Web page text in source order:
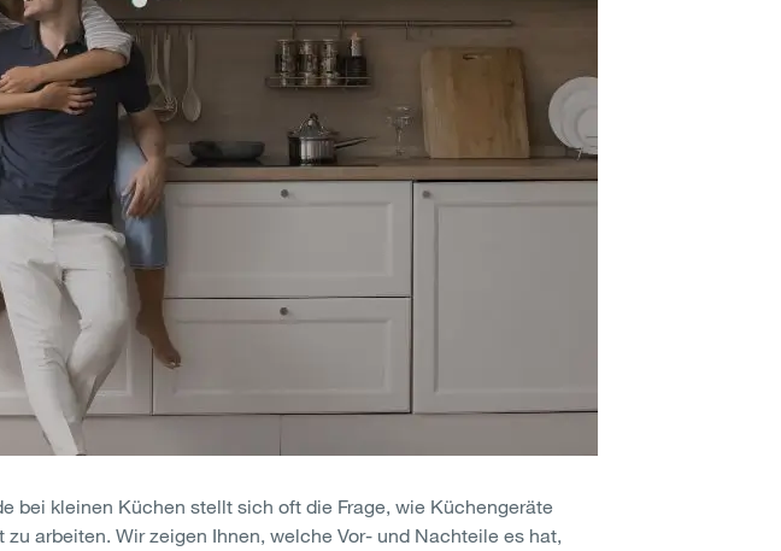
bei kleinen Küchen stellt sich oft die Frage, wie Küchengeräte
arbeiten. Wir zeigen Ihnen, welche Vor- und Nachteile es hat,